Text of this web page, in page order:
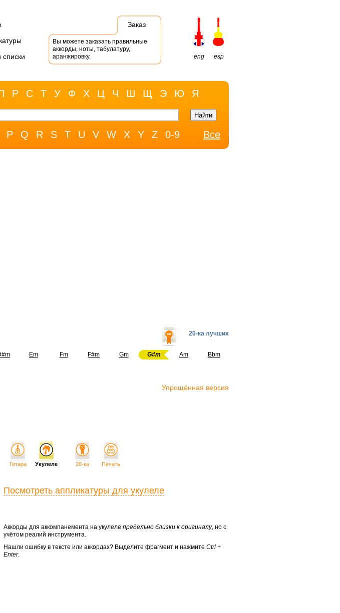
Заказ
Вы можете заказать правильные
аккорды, ноты, табулатуру,
аранжировку.
eng esp
Р С Т У Ф Х Ц Ч Ш Щ Э Ю Я
P Q R S T U V W X Y Z 0-9 Все
20-ка лучших
Em Fm F#m Gm G#m Am
Bbm
Упрощённая версия
Гитара Укулеле 20-ка Печать
Посмотреть аппликатуры для укулеле
Аккорды для аккомпанемента на укулеле предельно близки к оригиналу, но с
учётом реалий инструмента.
Нашли ошибку в тексте или аккордах? Выделите фрагмент и нажмите Ctrl +
Enter.